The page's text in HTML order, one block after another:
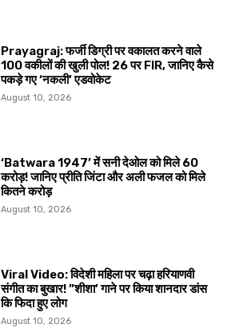
Prayagraj: फर्जी डिग्री पर वकालत करने वाले
100 वकीलों की खुली पोल! 26 पर FIR, जानिए कैसे
पकड़े गए ‘नकली’ एडवोकेट
August 10, 2026
‘Batwara 1947’ में सनी देओल को मिले ₹60
करोड़! जानिए प्रीति जिंटा और अली फजल को मिले
कितने करोड़
August 10, 2026
Viral Video: विदेशी महिला पर चढ़ा हरियाणवी
संगीत का बुखार! ”शीशा’ गाने पर किया शानदार डांस
कि फिदा हुए लोग
August 10, 2026